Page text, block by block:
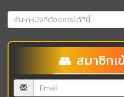
👥 สมาชิกเ